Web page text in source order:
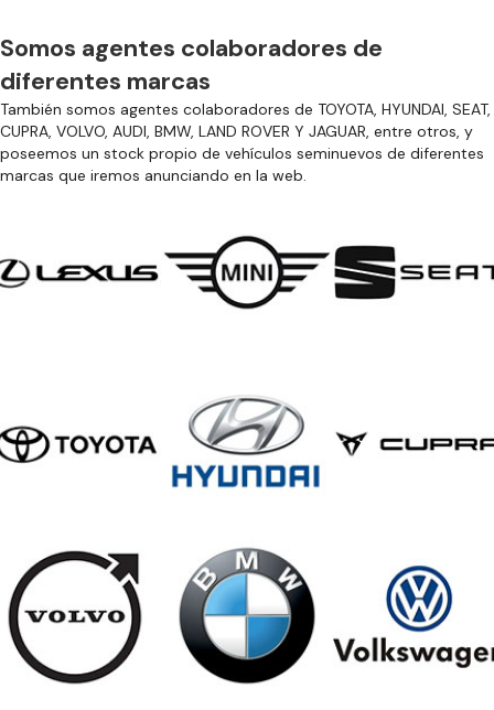
Somos agentes colaboradores de
diferentes marcas
También somos agentes colaboradores de TOYOTA, HYUNDAI, SEAT,
CUPRA, VOLVO, AUDI, BMW, LAND ROVER Y JAGUAR, entre otros, y
poseemos un stock propio de vehículos seminuevos de diferentes
marcas que iremos anunciando en la web.